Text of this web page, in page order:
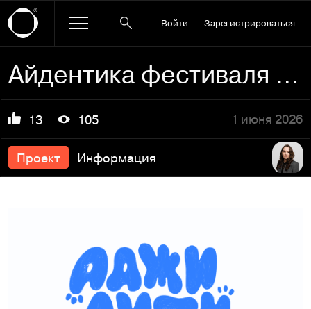
Войти Зарегистрироваться
Айдентика фестиваля для собак | Аджилити Фест
13 105 1 июня 2026
Проект Информация